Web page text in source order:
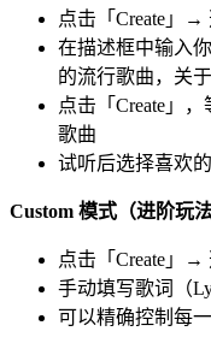
点击「Create」→
在描述框中输入
的流行歌曲，关
点击「Create」
歌曲
试听后选择喜欢
Custom 模式（进阶玩法
点击「Create」→
手动填写歌词（
可以精确控制每